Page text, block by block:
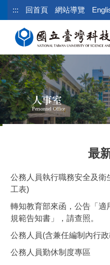
到
內
容
區
塊
::: 回首頁 網站導覽
人事室
Personnel Office
最
公務人員執行職務安全及衛
工表)
轉知教育部來函，公告「適
規範告知書」，請查照。
公務人員(含兼任編制內行
公務人員勤休制度專區